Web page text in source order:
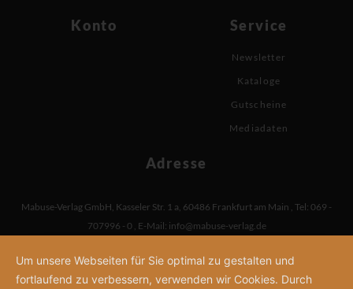
Konto Service
Newsletter
Kataloge
Gutscheine
Mediadaten
Adresse
Mabuse-Verlag GmbH, Kasseler Str. 1 a, 60486 Frankfurt am Main , Tel: 069 -
707996 - 0 , E-Mail: info@mabuse-verlag.de
Um unsere Webseiten für Sie optimal zu gestalten und
fortlaufend zu verbessern, verwenden wir Cookies. Durch